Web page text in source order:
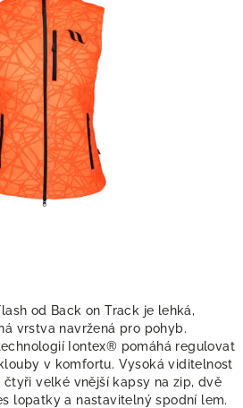
od Back on Track je lehká,
vrstva navržená pro pohyb.
Iontex® pomáhá regulovat
v komfortu. Vysoká viditelnost
čtyři velké vnější kapsy na zip, dvě
lopatky a nastavitelný spodní lem.